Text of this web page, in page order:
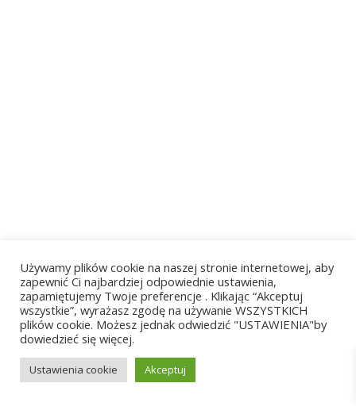
Używamy plików cookie na naszej stronie internetowej, aby
zapewnić Ci najbardziej odpowiednie ustawienia,
zapamiętujemy Twoje preferencje . Klikając “Akceptuj
wszystkie”, wyrażasz zgodę na używanie WSZYSTKICH
plików cookie. Możesz jednak odwiedzić "USTAWIENIA"by
dowiedzieć się więcej.
Ustawienia cookie Akceptuj